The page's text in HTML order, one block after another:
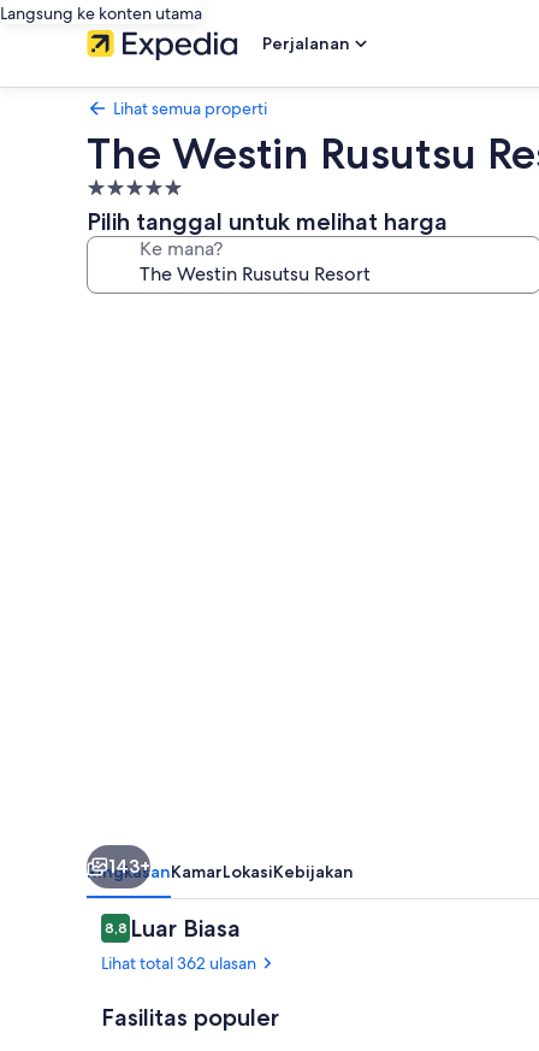
Langsung ke konten utama
Perjalanan
Lihat semua properti
The Westin Rusutsu
Properti
bintang
5.0
Pilih tanggal untuk melihat harga
Ke mana?
143+
RingkasanKamarLokasiKebijakan
Ulasan
8,88,8 dari 10
Luar Biasa
Lihat total 362 ulasan
Fasilitas populer